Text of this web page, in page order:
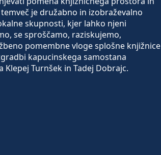
je družabno in izobraževalno
skupnosti, kjer lahko njeni
se sproščamo, raziskujemo,
pomembne vloge splošne knjižnice
kapucinskega samostana
Turnšek in Tadej Dobrajc.